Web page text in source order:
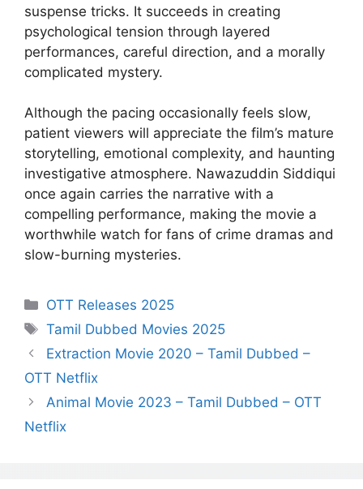
suspense tricks. It succeeds in creating
psychological tension through layered
performances, careful direction, and a morally
complicated mystery.
Although the pacing occasionally feels slow,
patient viewers will appreciate the film’s mature
storytelling, emotional complexity, and haunting
investigative atmosphere. Nawazuddin Siddiqui
once again carries the narrative with a
compelling performance, making the movie a
worthwhile watch for fans of crime dramas and
slow-burning mysteries.
Categories
OTT Releases 2025
Tags
Tamil Dubbed Movies 2025
Extraction Movie 2020 – Tamil Dubbed –
OTT Netflix
Animal Movie 2023 – Tamil Dubbed – OTT
Netflix